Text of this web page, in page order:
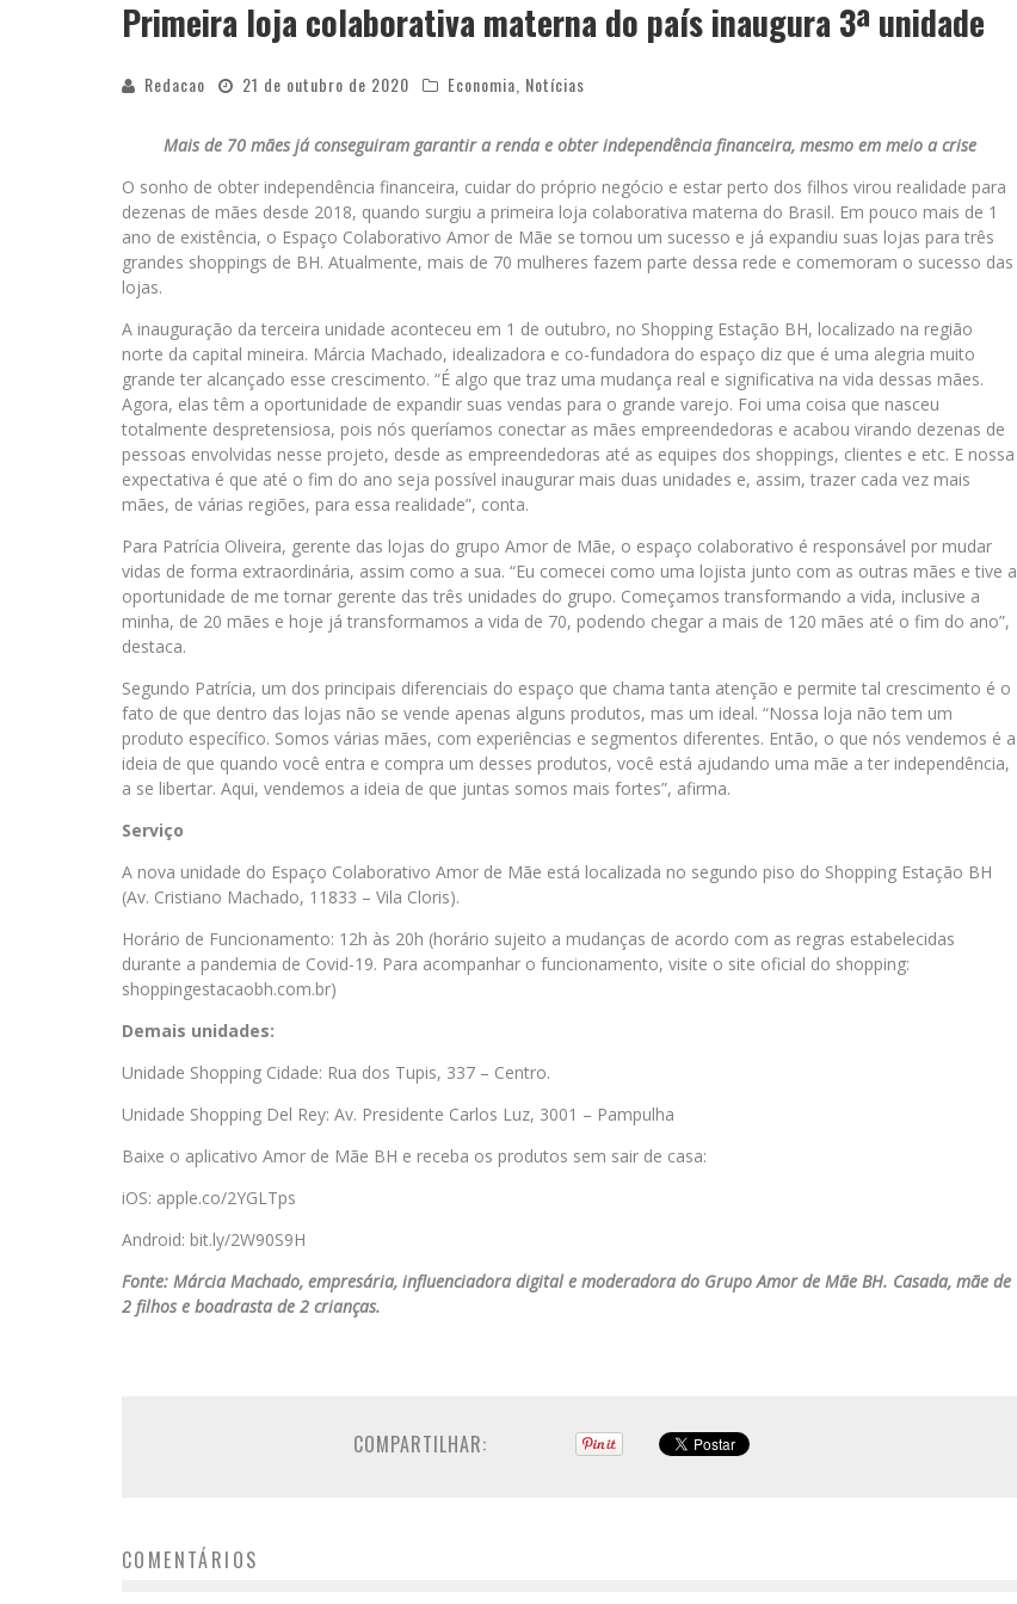
Primeira loja colaborativa materna do país inaugura 3ª unidade
Redacao 21 de outubro de 2020 Economia Notícias
Mais de 70 mães já conseguiram garantir a renda e obter independência financeira, mesmo em meio a crise
O sonho de obter independência financeira, cuidar do próprio negócio e estar perto dos filhos virou realidade para
dezenas de mães desde 2018, quando surgiu a primeira loja colaborativa materna do Brasil. Em pouco mais de 1
ano de existência, o Espaço Colaborativo Amor de Mãe se tornou um sucesso e já expandiu suas lojas para três
grandes shoppings de BH. Atualmente, mais de 70 mulheres fazem parte dessa rede e comemoram o sucesso das
lojas.
A inauguração da terceira unidade aconteceu em 1 de outubro, no Shopping Estação BH, localizado na região
norte da capital mineira. Márcia Machado, idealizadora e co-fundadora do espaço diz que é uma alegria muito
grande ter alcançado esse crescimento. “É algo que traz uma mudança real e significativa na vida dessas mães.
Agora, elas têm a oportunidade de expandir suas vendas para o grande varejo. Foi uma coisa que nasceu
totalmente despretensiosa, pois nós queríamos conectar as mães empreendedoras e acabou virando dezenas de
pessoas envolvidas nesse projeto, desde as empreendedoras até as equipes dos shoppings, clientes e etc. E nossa
expectativa é que até o fim do ano seja possível inaugurar mais duas unidades e, assim, trazer cada vez mais
mães, de várias regiões, para essa realidade”, conta.
Para Patrícia Oliveira, gerente das lojas do grupo Amor de Mãe, o espaço colaborativo é responsável por mudar
vidas de forma extraordinária, assim como a sua. “Eu comecei como uma lojista junto com as outras mães e tive a
oportunidade de me tornar gerente das três unidades do grupo. Começamos transformando a vida, inclusive a
minha, de 20 mães e hoje já transformamos a vida de 70, podendo chegar a mais de 120 mães até o fim do ano”,
destaca.
Segundo Patrícia, um dos principais diferenciais do espaço que chama tanta atenção e permite tal crescimento é o
fato de que dentro das lojas não se vende apenas alguns produtos, mas um ideal. “Nossa loja não tem um
produto específico. Somos várias mães, com experiências e segmentos diferentes. Então, o que nós vendemos é a
ideia de que quando você entra e compra um desses produtos, você está ajudando uma mãe a ter independência,
a se libertar. Aqui, vendemos a ideia de que juntas somos mais fortes”, afirma.
Serviço
A nova unidade do Espaço Colaborativo Amor de Mãe está localizada no segundo piso do Shopping Estação BH
(Av. Cristiano Machado, 11833 – Vila Cloris).
Horário de Funcionamento: 12h às 20h (horário sujeito a mudanças de acordo com as regras estabelecidas
durante a pandemia de Covid-19. Para acompanhar o funcionamento, visite o site oficial do shopping:
shoppingestacaobh.com.br)
Demais unidades:
Unidade Shopping Cidade: Rua dos Tupis, 337 – Centro.
Unidade Shopping Del Rey: Av. Presidente Carlos Luz, 3001 – Pampulha
Baixe o aplicativo Amor de Mãe BH e receba os produtos sem sair de casa:
iOS: apple.co/2YGLTps
Android: bit.ly/2W90S9H
Fonte: Márcia Machado, empresária, influenciadora digital e moderadora do Grupo Amor de Mãe BH. Casada, mãe de
2 filhos e boadrasta de 2 crianças.
COMPARTILHAR:
COMENTÁRIOS